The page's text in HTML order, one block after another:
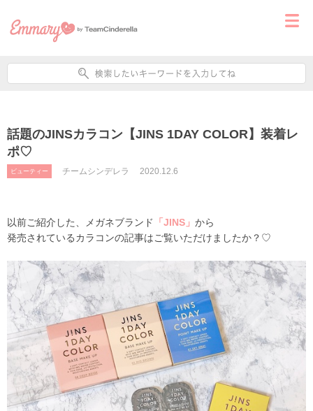
話題のJINSカラコン【JINS 1DAY COLOR】装着レ
ポ♡
ビューティー チームシンデレラ 2020.12.6
以前ご紹介した、メガネブランド 「JINS」 から
発売されているカラコンの記事はご覧いただけましたか？♡